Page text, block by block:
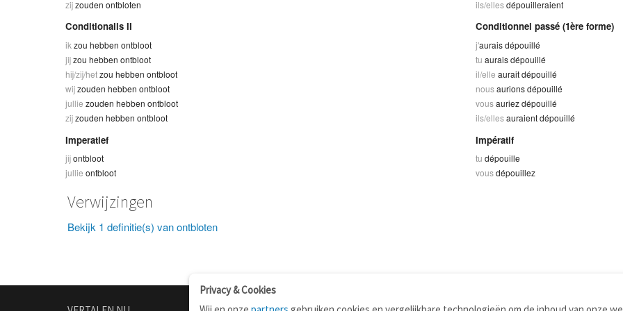
zijzouden ontbloten
ils/ellesdépouilleraient
Conditionalis II
ik zou hebben ontbloot
jijzou hebben ontbloot
hij/zij/hetzou hebben ontbloot
wijzouden hebben ontbloot
jullie zouden hebben ontbloot
zijzouden hebben ontbloot
Conditionnel passé (1ère forme)
j'aurais dépouillé
tu aurais dépouillé
il/elle aurait dépouillé
nousaurions dépouillé
vousauriez dépouillé
ils/ellesauraient dépouillé
Imperatief
jijontbloot
jullie ontbloot
Impératif
tu dépouille
vousdépouillez
Verwijzingen
Bekijk 1 definitie(s) van ontbloten
Privacy & Cookies